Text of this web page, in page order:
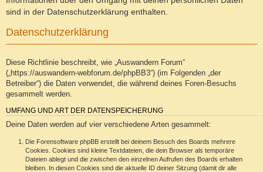
sind in der Datenschutzerklärung enthalten.
Datenschutzerklärung
Diese Richtlinie beschreibt, wie „Auswandern Forum“
(„https://auswandern-webforum.de/phpBB3“) (im Folgenden „der
Betreiber“) die Daten verwendet, die während deines Foren-Besuchs
gesammelt werden.
UMFANG UND ART DER DATENSPEICHERUNG
Deine Daten werden auf vier verschiedene Arten gesammelt:
Die Forensoftware phpBB erstellt bei deinem Besuch des Boards mehrere
Cookies. Cookies sind kleine Textdateien, die dein Browser als temporäre
Dateien ablegt und die zwischen den einzelnen Aufrufen des Boards erhalten
bleiben. In diesen Cookies sind die aktuelle ID deiner Sitzung (damit dir alle